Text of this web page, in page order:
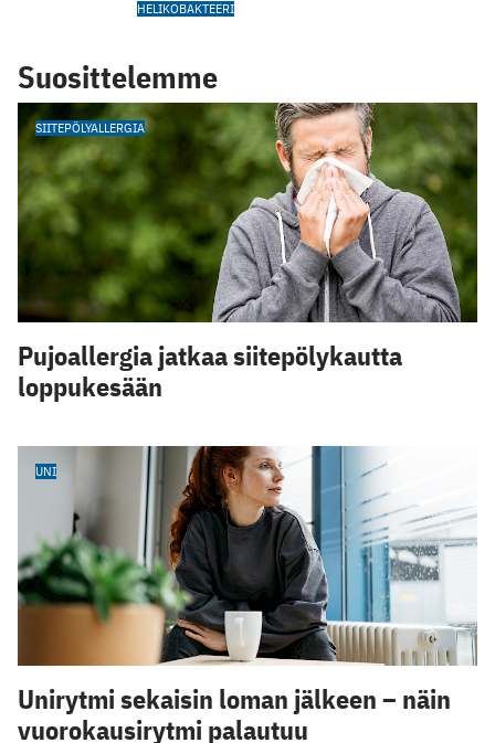
HELIKOBAKTEERI
Suosittelemme
SIITEPÖLYALLERGIA
Pujoallergia jatkaa siitepölykautta
loppukesään
UNI
Unirytmi sekaisin loman jälkeen – näin
vuorokausirytmi palautuu